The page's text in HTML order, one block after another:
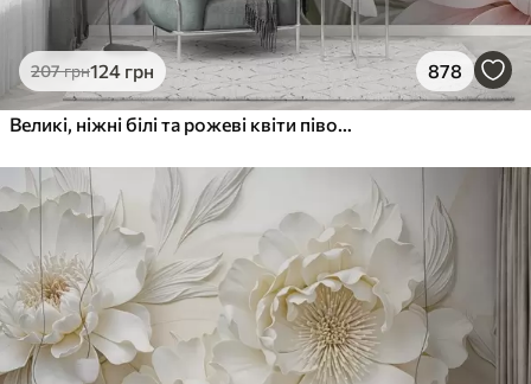
207грн124 грн 878